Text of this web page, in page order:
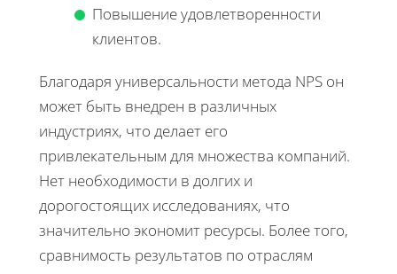
Повышение удовлетворенности
клиентов.
Благодаря универсальности метода NPS он
может быть внедрен в различных
индустриях, что делает его
привлекательным для множества компаний.
Нет необходимости в долгих и
дорогостоящих исследованиях, что
значительно экономит ресурсы. Более того,
сравнимость результатов по отраслям